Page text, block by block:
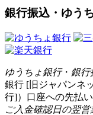
銀行振込・ゆう
ゆうちょ銀行・ 銀行
銀行 [旧ジャパンネ
行]）口座への先払い
ご入金確認日の翌営